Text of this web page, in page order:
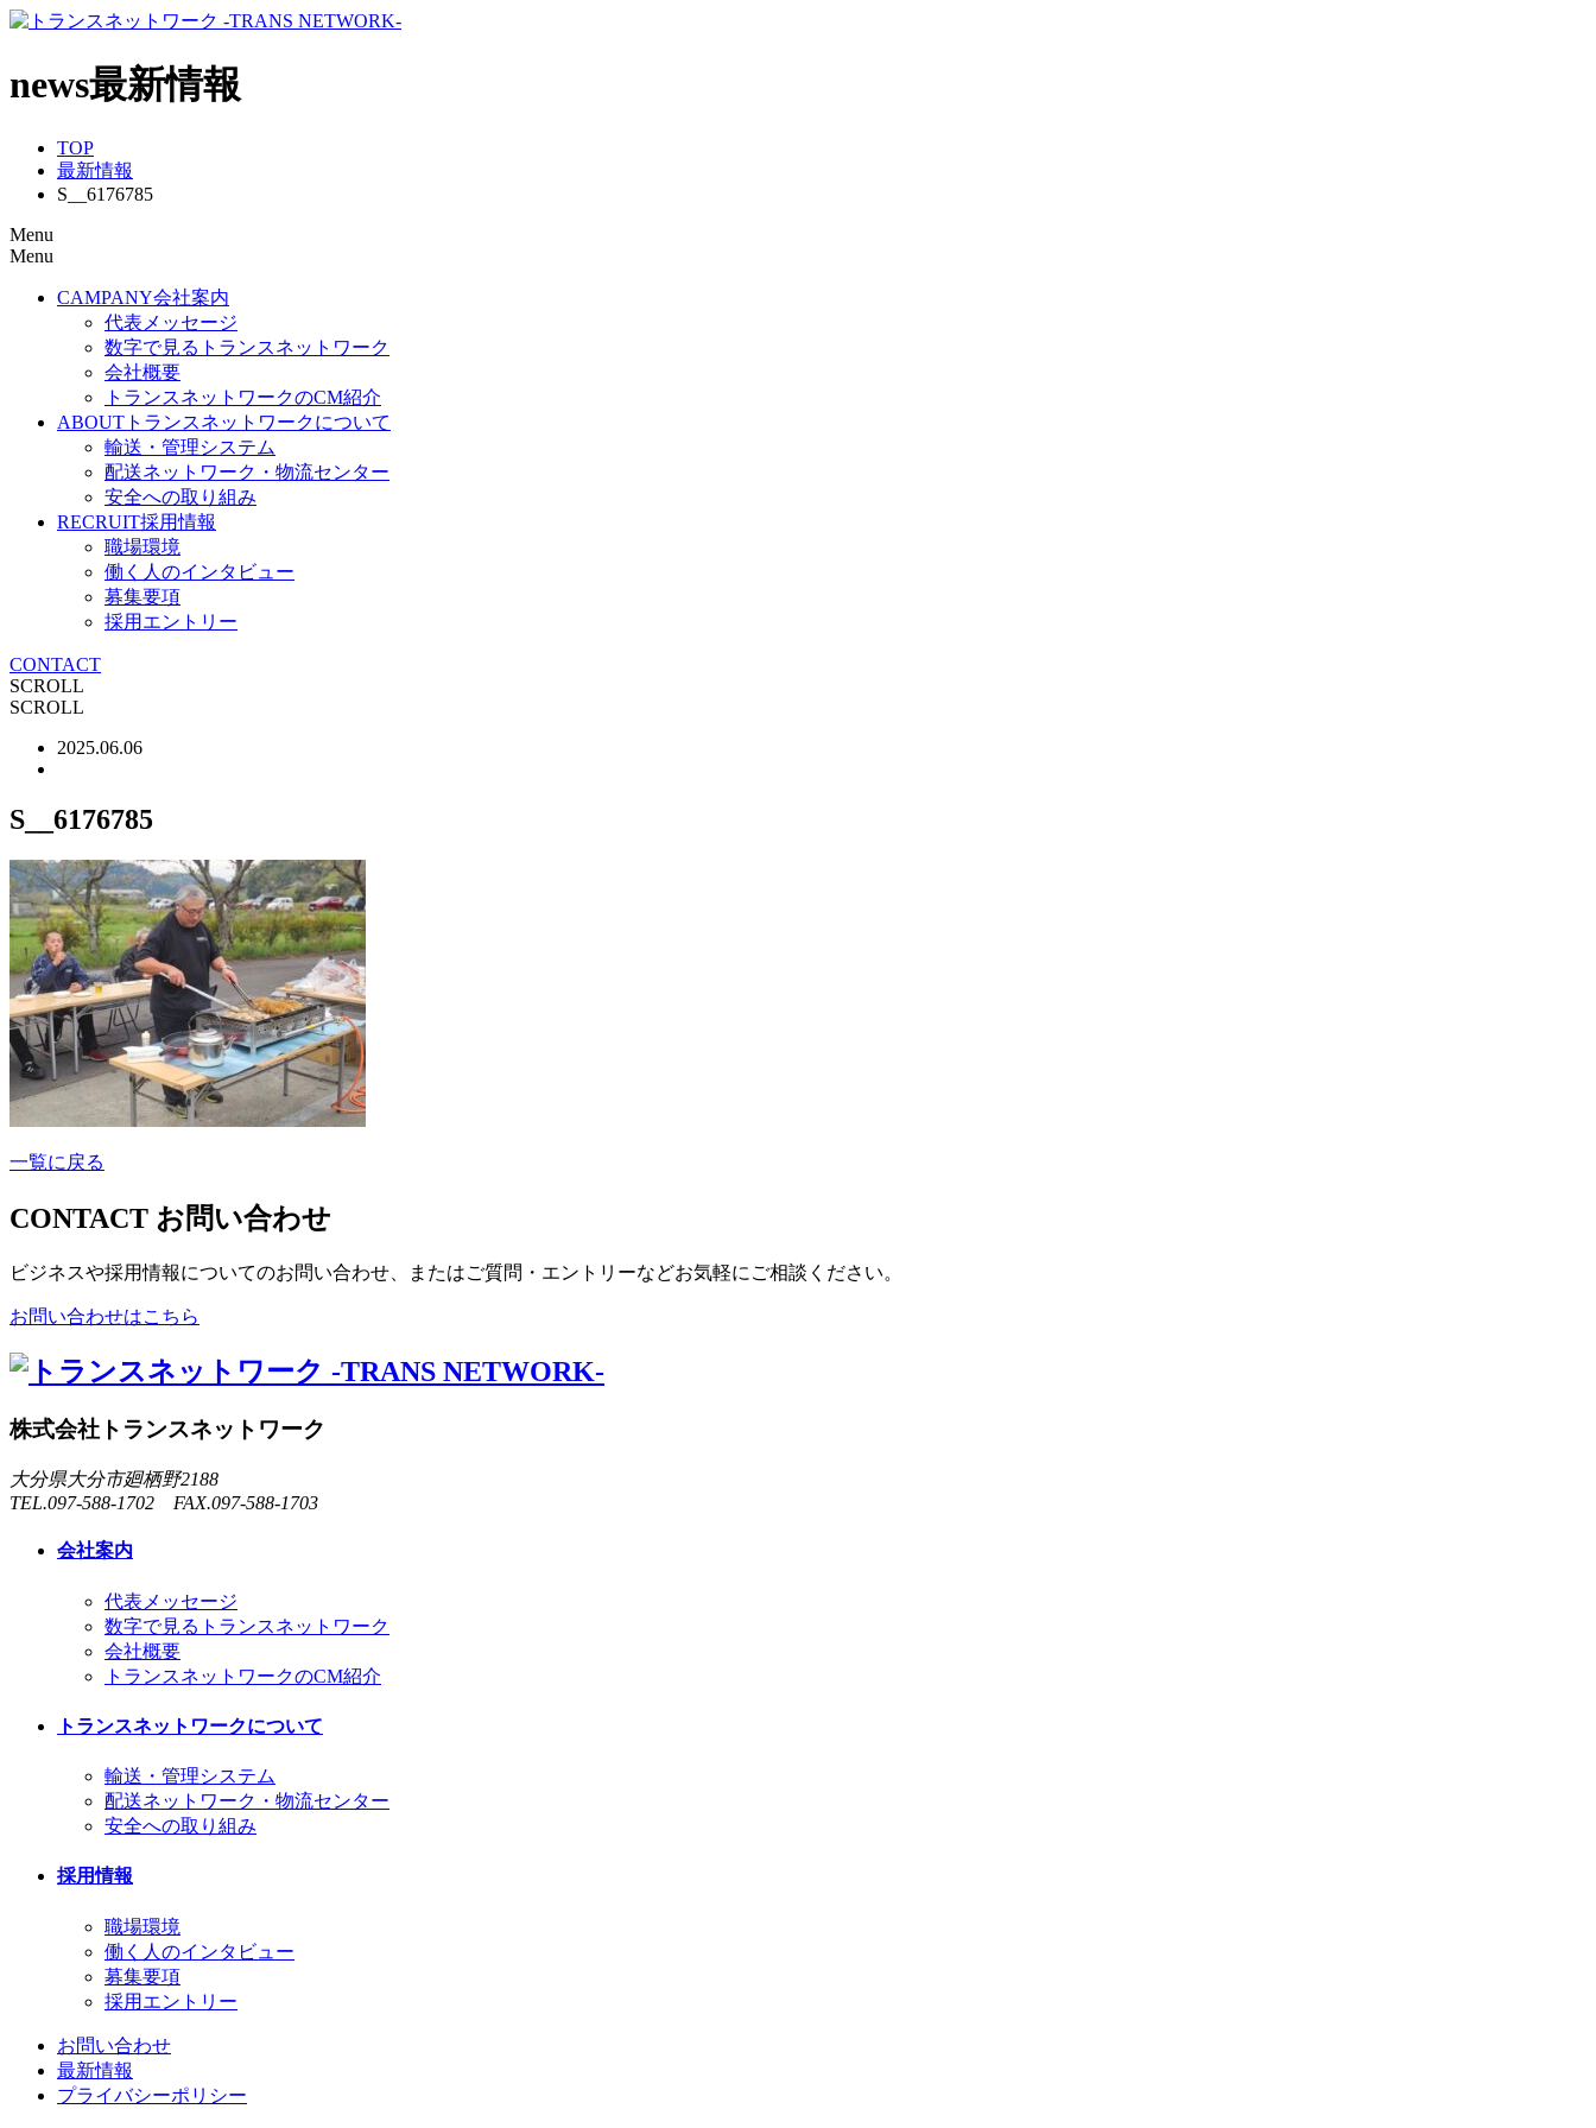
news最新情報
TOP
最新情報
S__6176785
Menu
Menu
CAMPANY会社案内
代表メッセージ
数字で見るトランスネットワーク
会社概要
トランスネットワークのCM紹介
ABOUT トランスネットワークについて
輸送・管理システム
配送ネットワーク・物流センター
安全への取り組み
RECRUIT採用情報
職場環境
働く人のインタビュー
募集要項
採用エントリー
CONTACT
SCROLL
SCROLL
2025.06.06
S__6176785
一覧に戻る
CONTACT お問い合わせ
ビジネスや採用情報についてのお問い合わせ、またはご質問・エントリーなどお気軽にご相談ください。
お問い合わせはこちら
株式会社トランスネットワーク
大分県大分市廻栖野2188
TEL.097-588-1702 FAX.097-588-1703
会社案内
代表メッセージ
数字で見るトランスネットワーク
会社概要
トランスネットワークのCM紹介
トランスネットワークについて
輸送・管理システム
配送ネットワーク・物流センター
安全への取り組み
採用情報
職場環境
働く人のインタビュー
募集要項
採用エントリー
お問い合わせ
最新情報
プライバシーポリシー